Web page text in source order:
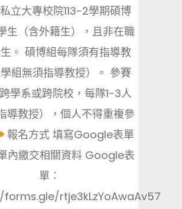
立大專校院113-2學期碩博
生（含外籍生），且非在職
。 碩博組每隊須有指導教
組無須指導教授）。 參賽
學系或跨院校，每隊1-3人
導教授），個人不得重複參
報名方式 填寫Google表單
內繳交相關資料 Google表
單：
rtje3kLzYoAwaAv57